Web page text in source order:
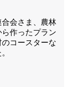
合会さま、農林
作ったプラン
コースターな